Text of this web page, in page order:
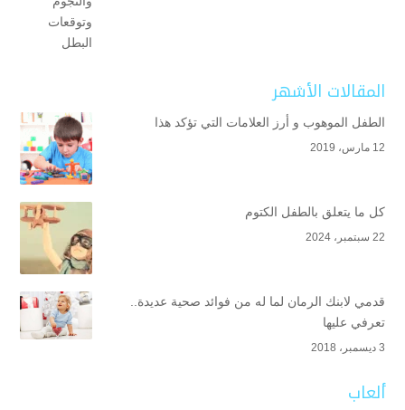
المقالات الأشهر
الطفل الموهوب و أرز العلامات التي تؤكد هذا
12 مارس، 2019
كل ما يتعلق بالطفل الكتوم
22 سبتمبر، 2024
قدمي لابنك الرمان لما له من فوائد صحية عديدة..
تعرفي عليها
3 ديسمبر، 2018
ألعاب